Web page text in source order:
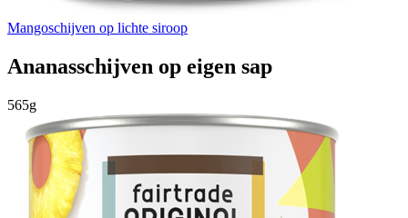
Mangoschijven op lichte siroop
Ananasschijven op eigen sap
565g